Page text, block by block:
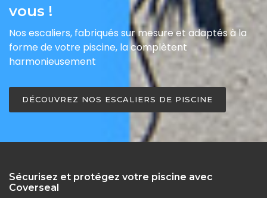
vous !
Nos escaliers, fabriqués sur mesure et adaptés à la
forme de votre piscine, la complètent
harmonieusement
DÉCOUVREZ NOS ESCALIERS DE PISCINE
Sécurisez et protégez votre piscine avec
Coverseal